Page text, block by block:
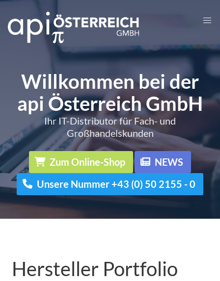
Willkommen bei der
api Österreich GmbH
Ihr IT-Distributor für Fach- und
Großhandelskunden
Zum Online-Shop
NEWS
Unsere Nummer +43 (0) 50 2155 - 0
Hersteller Portfolio